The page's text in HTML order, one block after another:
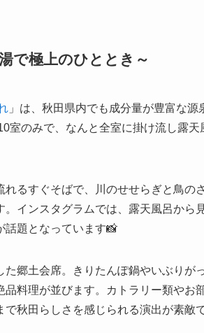
で極上のひととき～
」は、秋田県内でも成分量が豊富な源
室のみで、なんと全室に掛け流し露天
るすぐそばで、川のせせらぎと鳥の
インスタグラムでは、露天風呂から
話題となっています📸
郷土会席。きりたんぽ鍋やいぶりが
料理が並びます。カトラリー類やお
秋田らしさを感じられる演出が素敵